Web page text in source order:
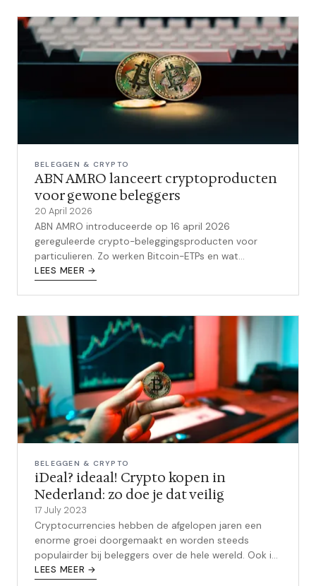
BELEGGEN & CRYPTO
ABN AMRO lanceert cryptoproducten
voor gewone beleggers
20 April 2026
ABN AMRO introduceerde op 16 april 2026
gereguleerde crypto-beleggingsproducten voor
particulieren. Zo werken Bitcoin-ETPs en wat
betekent dit voor jou als belegger.
LEES MEER →
BELEGGEN & CRYPTO
iDeal? ideaal! Crypto kopen in
Nederland: zo doe je dat veilig
17 July 2023
Cryptocurrencies hebben de afgelopen jaren een
enorme groei doorgemaakt en worden steeds
populairder bij beleggers over de hele wereld. Ook in
Nederland zien we een stijgende inter...
LEES MEER →